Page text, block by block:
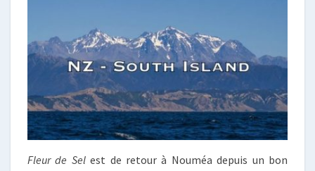
Fleur de Selest de retour à Nouméa depuis un bon